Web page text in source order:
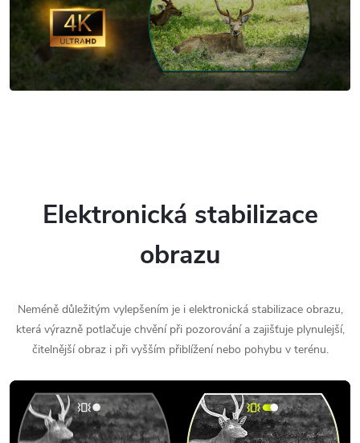
Elektronická stabilizace
obrazu
Neméně důležitým vylepšením je i elektronická stabilizace obrazu,
která výrazně potlačuje chvění při pozorování a zajišťuje plynulejší,
čitelnější obraz i při vyšším přiblížení nebo pohybu v terénu.